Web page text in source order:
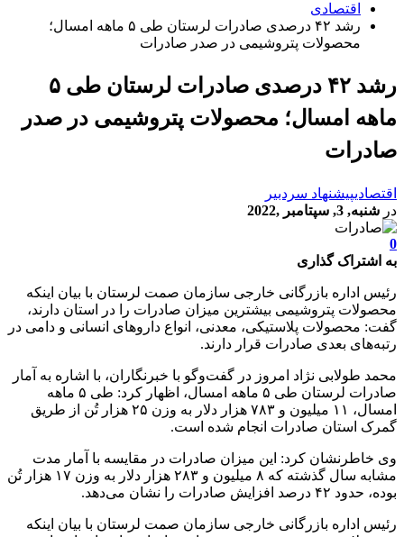
اقتصادی
رشد ۴۲ درصدی صادرات لرستان طی ۵ ماهه امسال؛
محصولات پتروشیمی در صدر صادرات
رشد ۴۲ درصدی صادرات لرستان طی ۵
ماهه امسال؛ محصولات پتروشیمی در صدر
صادرات
اقتصادیپیشنهاد سردبیر
در شنبه, 3, سپتامبر ,2022
0
به اشتراک گذاری
رئیس اداره بازرگانی خارجی سازمان صمت لرستان با بیان اینکه
محصولات پتروشیمی بیشترین میزان صادرات را در استان دارند،
گفت: محصولات پلاستیکی، معدنی، انواع داروهای انسانی و دامی در
رتبه‌های بعدی صادرات قرار دارند.
محمد طولابی نژاد امروز در گفت‌وگو با خبرنگاران، با اشاره به آمار
صادرات لرستان طی ۵ ماهه امسال، اظهار کرد: طی ۵ ماهه
امسال، ۱۱ میلیون و ۷۸۳ هزار دلار به وزن ۲۵ هزار تُن از طریق
گمرک استان صادرات انجام شده است.
وی خاطرنشان کرد: این میزان صادرات در مقایسه با آمار مدت
مشابه سال گذشته که ۸ میلیون و ۲۸۳ هزار دلار به وزن ۱۷ هزار تُن
بوده، حدود ۴۲ درصد افزایش صادرات را نشان می‌دهد.
رئیس اداره بازرگانی خارجی سازمان صمت لرستان با بیان اینکه